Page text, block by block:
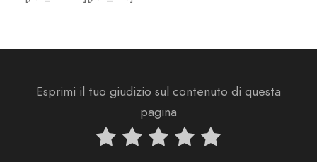
Esprimi il tuo giudizio sul contenuto di questa
pagina